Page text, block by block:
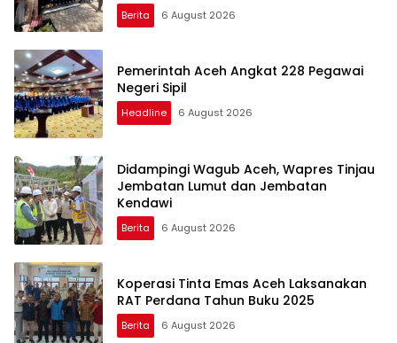
Berita 6 August 2026
Pemerintah Aceh Angkat 228 Pegawai
Negeri Sipil
Headline 6 August 2026
Didampingi Wagub Aceh, Wapres Tinjau
Jembatan Lumut dan Jembatan
Kendawi
Berita 6 August 2026
Koperasi Tinta Emas Aceh Laksanakan
RAT Perdana Tahun Buku 2025
Berita 6 August 2026